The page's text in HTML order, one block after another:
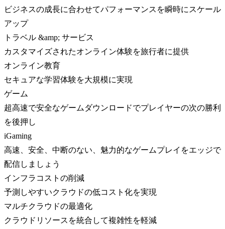
ビジネスの成長に合わせてパフォーマンスを瞬時にスケール
アップ
トラベル &amp; サービス
カスタマイズされたオンライン体験を旅行者に提供
オンライン教育
セキュアな学習体験を大規模に実現
ゲーム
超高速で安全なゲームダウンロードでプレイヤーの次の勝利
を後押し
iGaming
高速、安全、中断のない、魅力的なゲームプレイをエッジで
配信しましょう
インフラコストの削減
予測しやすいクラウドの低コスト化を実現
マルチクラウドの最適化
クラウドリソースを統合して複雑性を軽減